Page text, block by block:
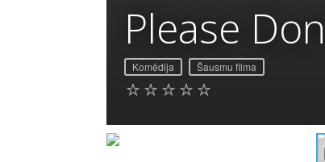
Please
Komēdija Šausmu filma